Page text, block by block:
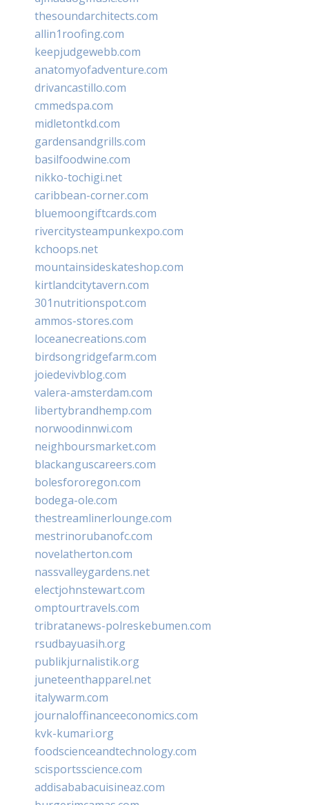
thesoundarchitects.com
allin1roofing.com
keepjudgewebb.com
anatomyofadventure.com
drivancastillo.com
cmmedspa.com
midletontkd.com
gardensandgrills.com
basilfoodwine.com
nikko-tochigi.net
caribbean-corner.com
bluemoongiftcards.com
rivercitysteampunkexpo.com
kchoops.net
mountainsideskateshop.com
kirtlandcitytavern.com
301nutritionspot.com
ammos-stores.com
loceanecreations.com
birdsongridgefarm.com
joiedevivblog.com
valera-amsterdam.com
libertybrandhemp.com
norwoodinnwi.com
neighboursmarket.com
blackanguscareers.com
bolesfororegon.com
bodega-ole.com
thestreamlinerlounge.com
mestrinorubanofc.com
novelatherton.com
nassvalleygardens.net
electjohnstewart.com
omptourtravels.com
tribratanews-polreskebumen.com
rsudbayuasih.org
publikjurnalistik.org
juneteenthapparel.net
italywarm.com
journaloffinanceeconomics.com
kvk-kumari.org
foodscienceandtechnology.com
scisportsscience.com
addisababacuisineaz.com